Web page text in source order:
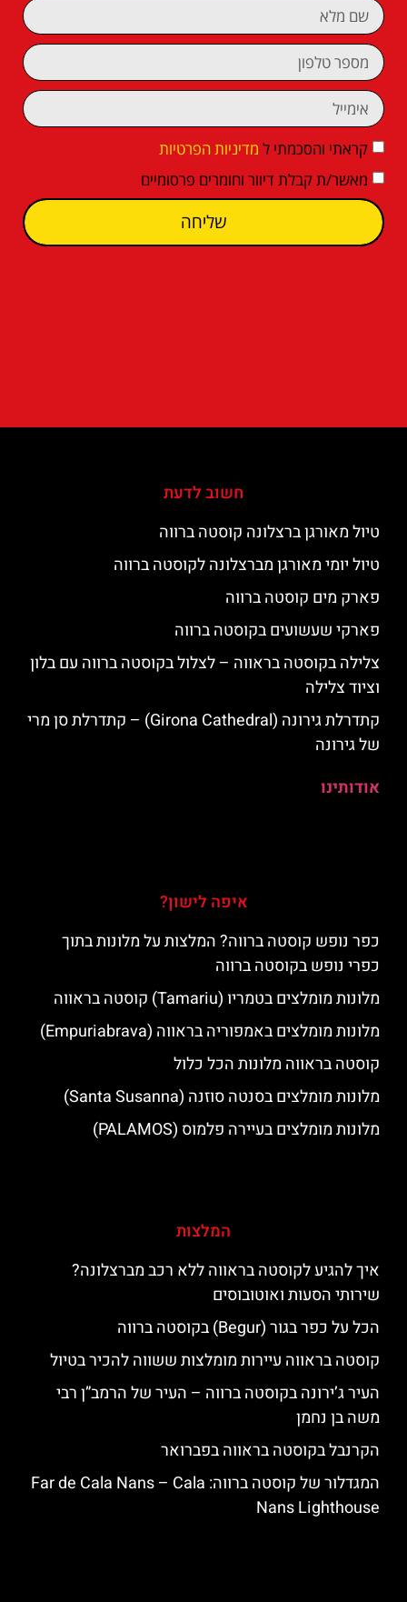
קראתי והסכמתי ל מדיניות הפרטיות
מאשר/ת קבלת דיוור וחומרים פרסומיים
שליחה
חשוב לדעת
טיול מאורגן ברצלונה קוסטה ברווה
טיול יומי מאורגן מברצלונה לקוסטה ברווה
פארק מים קוסטה ברווה
פארקי שעשועים בקוסטה ברווה
צלילה בקוסטה בראווה – לצלול בקוסטה ברווה עם בלון
וציוד צלילה
קתדרלת גירונה (Girona Cathedral) – קתדרלת סן מרי
של גירונה
אודותינו
איפה לישון?
כפר נופש קוסטה ברווה? המלצות על מלונות בתוך
כפרי נופש בקוסטה ברווה
מלונות מומלצים בטמריו (Tamariu) קוסטה בראווה
מלונות מומלצים באמפוריה בראווה (Empuriabrava)
קוסטה בראווה מלונות הכל כלול
מלונות מומלצים בסנטה סוזנה (Santa Susanna)
מלונות מומלצים בעיירה פלמוס (PALAMOS)
המלצות
איך להגיע לקוסטה בראווה ללא רכב מברצלונה?
שירותי הסעות ואוטובוסים
הכל על כפר בגור (Begur) בקוסטה ברווה
קוסטה בראווה עיירות מומלצות ששווה להכיר בטיול
העיר ג’ירונה בקוסטה ברווה – העיר של הרמב”ן רבי
משה בן נחמן
הקרנבל בקוסטה בראווה בפברואר
המגדלור של קוסטה ברווה: ‪‪Far de Cala Nans – Cala
Nans Lighthouse‬‬